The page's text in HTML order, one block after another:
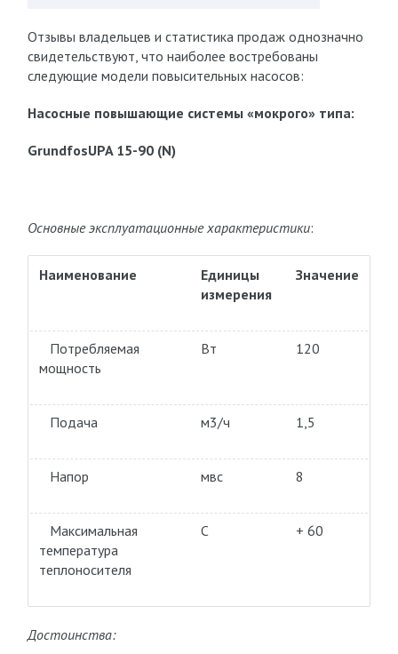
Отзывы владельцев и статистика продаж однозначно
свидетельствуют, что наиболее востребованы
следующие модели повысительных насосов:
Насосные повышающие системы «мокрого» типа:
GrundfosUPA 15-90 (N)
Основные эксплуатационные характеристики:
Наименование
Единицы
измерения
Значение
Потребляемая
мощность
Вт 120
Подача м3/ч 1,5
Напор мвс 8
Максимальная
температура
теплоносителя
С + 60
Достоинства: